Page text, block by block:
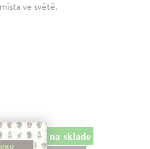
ve světě.
na sklade